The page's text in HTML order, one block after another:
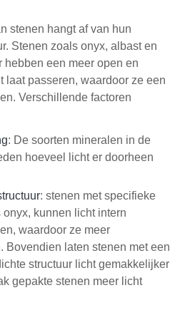
stenen hangt af van hun
Stenen zoals onyx, albast en
hebben een meer open en
laat passeren, waardoor ze een
Verschillende factoren
: De soorten mineralen in de
hoeveel licht er doorheen
: stenen met specifieke
kunnen licht intern
waardoor ze meer
Bovendien laten stenen met een
structuur licht gemakkelijker
gepakte stenen meer licht